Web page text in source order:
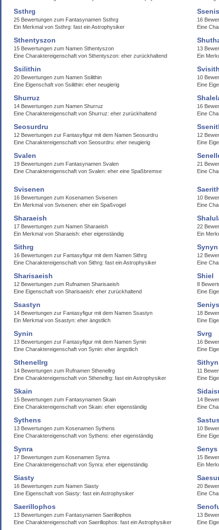
Ssthrg
25 Bewertungen zum Fantasynamen Ssthrg
Ein Merkmal von Ssthrg: fast ein Astrophysiker
16
Eine
Sthentyszon
15 Bewertungen zum Namen Sthentyszon
Eine Charaktereigenschaft von Sthentyszon: eher zurückhaltend
13
Ein
Ssilithin
20 Bewertungen zum Namen Ssilithin
Eine Eigenschaft von Ssilithin: eher neugierig
10
Eine
Shurruz
14 Bewertungen zum Namen Shurruz
Eine Charaktereigenschaft von Shurruz: eher zurückhaltend
16
Eine
Seosurdru
12 Bewertungen zur Fantasyfigur mit dem Namen Seosurdru
Eine Charaktereigenschaft von Seosurdru: eher neugierig
12
Eine
Svalen
19 Bewertungen zum Fantasynamen Svalen
Eine Charaktereigenschaft von Svalen: eher eine Spaßbremse
21
Eine
Svisenen
16 Bewertungen zum Kosenamen Svisenen
Ein Merkmal von Svisenen: eher ein Spaßvogel
10
Eine
Sharaeish
17 Bewertungen zum Namen Sharaeish
Ein Merkmal von Sharaeish: eher eigenständig
22
Ein
Sithrg
16 Bewertungen zur Fantasyfigur mit dem Namen Sithrg
Eine Charaktereigenschaft von Sithrg: fast ein Astrophysiker
Synyn
12
Eine
Sharisaeish
12 Bewertungen zum Rufnamen Sharisaeish
Eine Eigenschaft von Sharisaeish: eher zurückhaltend
Shiel
8
Eine
Ssastyn
14 Bewertungen zur Fantasyfigur mit dem Namen Ssastyn
Ein Merkmal von Ssastyn: eher ängstlich
Seniys
18
Eine
Synin
13 Bewertungen zur Fantasyfigur mit dem Namen Synin
Eine Charaktereigenschaft von Synin: eher ängstlich
Svrg
16
Eine
Sthenellrg
14 Bewertungen zum Rufnamen Sthenellrg
Eine Charaktereigenschaft von Sthenellrg: fast ein Astrophysiker
Sithyn
11
Eine
Skain
15 Bewertungen zum Fantasynamen Skain
Eine Charaktereigenschaft von Skain: eher eigenständig
14
Eine
Sythens
13 Bewertungen zum Kosenamen Sythens
Eine Charaktereigenschaft von Sythens: eher eigenständig
10
Eine
Synra
17 Bewertungen zum Kosenamen Synra
Eine Charaktereigenschaft von Synra: eher eigenständig
Senys
15
Ein
Siasty
16 Bewertungen zum Namen Siasty
Eine Eigenschaft von Siasty: fast ein Astrophysiker
20
Eine
Saerillophos
13 Bewertungen zum Fantasynamen Saerillophos
Eine Charaktereigenschaft von Saerillophos: fast ein Astrophysiker
13
Eine